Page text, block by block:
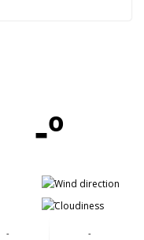
-º
-
-
-
-